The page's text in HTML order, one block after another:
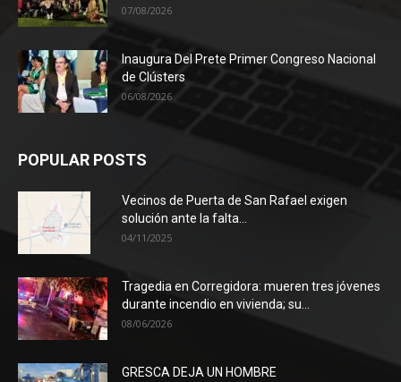
07/08/2026
Inaugura Del Prete Primer Congreso Nacional
de Clústers
06/08/2026
POPULAR POSTS
Vecinos de Puerta de San Rafael exigen
solución ante la falta...
04/11/2025
Tragedia en Corregidora: mueren tres jóvenes
durante incendio en vivienda; su...
08/06/2026
GRESCA DEJA UN HOMBRE